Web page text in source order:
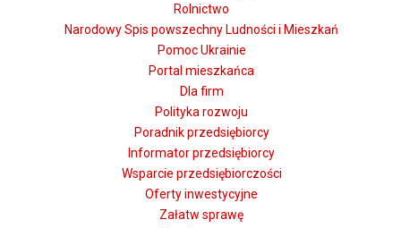
Rolnictwo
Narodowy Spis powszechny Ludności i Mieszkań
Pomoc Ukrainie
Portal mieszkańca
Dla firm
Polityka rozwoju
Poradnik przedsiębiorcy
Informator przedsiębiorcy
Wsparcie przedsiębiorczości
Oferty inwestycyjne
Załatw sprawę